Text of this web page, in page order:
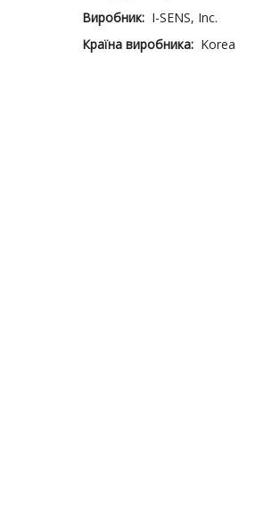
Виробник: I-SENS, Inc.
Країна виробника: Korea